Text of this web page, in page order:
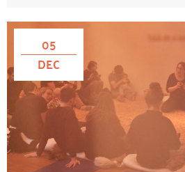
05
DEC